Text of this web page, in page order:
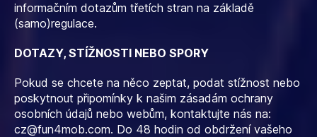
informačním dotazům třetích stran na základě
(samo)regulace.
DOTAZY, STÍŽNOSTI NEBO SPORY
Pokud se chcete na něco zeptat, podat stížnost nebo
poskytnout připomínky k našim zásadám ochrany
osobních údajů nebo webům, kontaktujte nás na:
cz@fun4mob.com. Do 48 hodin od obdržení vašeho